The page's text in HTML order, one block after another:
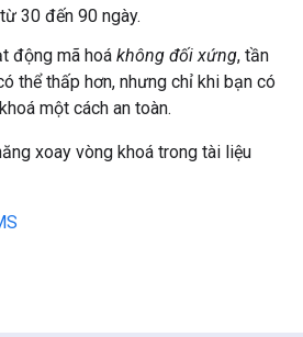
30 đến 90 ngày.
động mã hoá không đối xứng, tần
thể thấp hơn, nhưng chỉ khi bạn có
một cách an toàn.
xoay vòng khoá trong tài liệu